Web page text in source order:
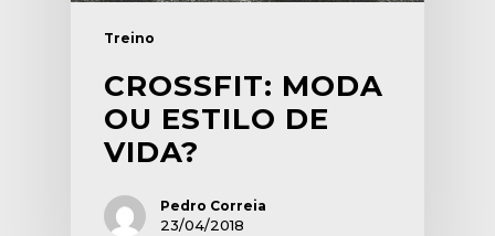
Treino
CROSSFIT: MODA
OU ESTILO DE
VIDA?
Pedro Correia
23/04/2018